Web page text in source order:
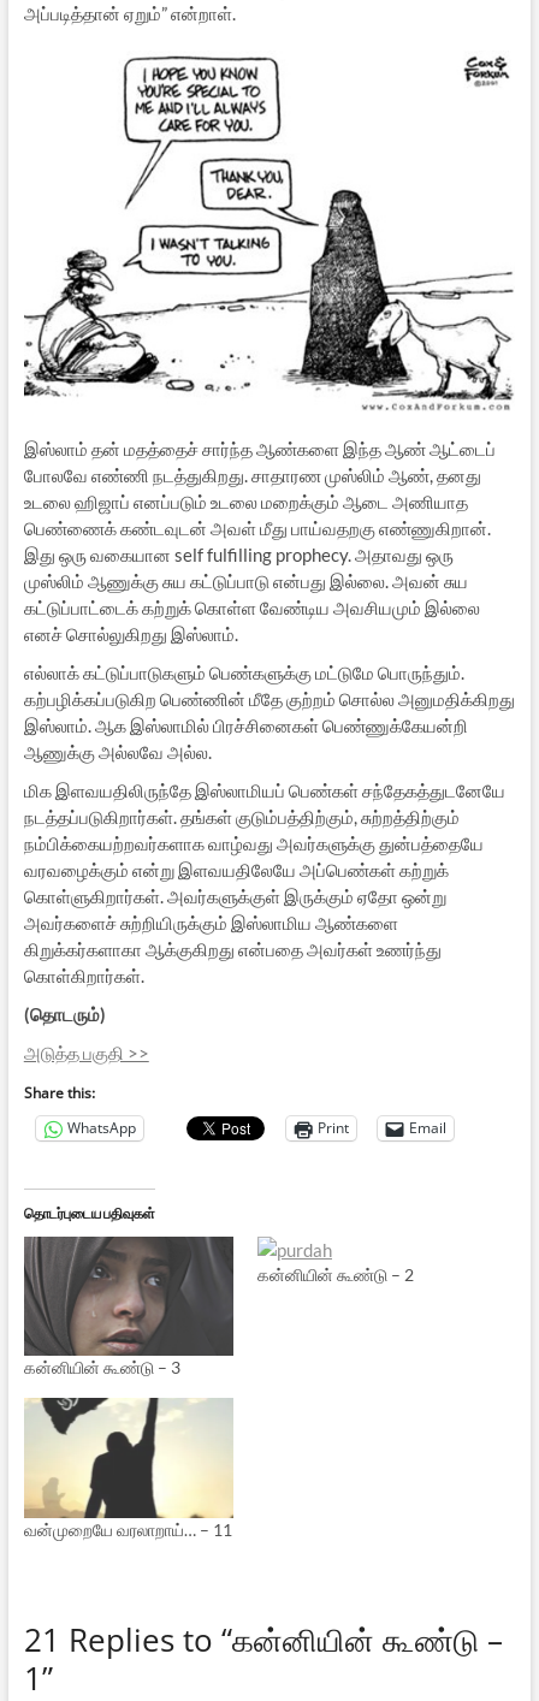
அப்படித்தான் ஏறும்” என்றாள்.
இஸ்லாம் தன் மதத்தைச் சார்ந்த ஆண்களை இந்த ஆண் ஆட்டைப்
போலவே எண்ணி நடத்துகிறது. சாதாரண முஸ்லிம் ஆண், தனது
உடலை ஹிஜாப் எனப்படும் உடலை மறைக்கும் ஆடை அணியாத
பெண்ணைக் கண்டவுடன் அவள் மீது பாய்வதறகு எண்ணுகிறான்.
இது ஒரு வகையான self fulfilling prophecy. அதாவது ஒரு
முஸ்லிம் ஆணுக்கு சுய கட்டுப்பாடு என்பது இல்லை. அவன் சுய
கட்டுப்பாட்டைக் கற்றுக் கொள்ள வேண்டிய அவசியமும் இல்லை
எனச் சொல்லுகிறது இஸ்லாம்.
எல்லாக் கட்டுப்பாடுகளும் பெண்களுக்கு மட்டுமே பொருந்தும்.
கற்பழிக்கப்படுகிற பெண்ணின் மீதே குற்றம் சொல்ல அனுமதிக்கிறது
இஸ்லாம். ஆக இஸ்லாமில் பிரச்சினைகள் பெண்ணுக்கேயன்றி
ஆணுக்கு அல்லவே அல்ல.
மிக இளவயதிலிருந்தே இஸ்லாமியப் பெண்கள் சந்தேகத்துடனேயே
நடத்தப்படுகிறார்கள். தங்கள் குடும்பத்திற்கும், சுற்றத்திற்கும்
நம்பிக்கையற்றவர்களாக வாழ்வது அவர்களுக்கு துன்பத்தையே
வரவழைக்கும் என்று இளவயதிலேயே அப்பெண்கள் கற்றுக்
கொள்ளுகிறார்கள். அவர்களுக்குள் இருக்கும் ஏதோ ஒன்று
அவர்களைச் சுற்றியிருக்கும் இஸ்லாமிய ஆண்களை
கிறுக்கர்களாகா ஆக்குகிறது என்பதை அவர்கள் உணர்ந்து
கொள்கிறார்கள்.
(தொடரும்)
அடுத்த பகுதி >>
Share this:
WhatsApp
Print Email
தொடர்புடைய பதிவுகள்
கன்னியின் கூண்டு – 3
கன்னியின் கூண்டு – 2
வன்முறையே வரலாறாய்… – 11
21 Replies to “கன்னியின் கூண்டு –
1”